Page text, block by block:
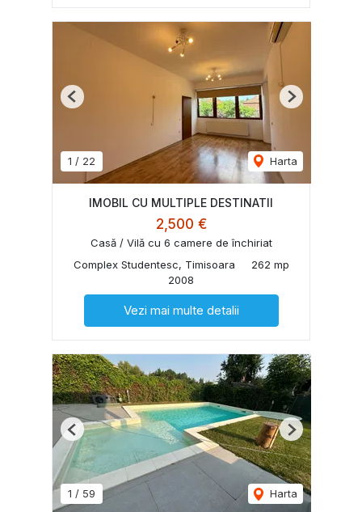
1 / 22 Harta
Previous Next
IMOBIL CU MULTIPLE DESTINATII
2,500 €
Casă / Vilă cu 6 camere de închiriat
Complex Studentesc, Timisoara
262 mp
2008
Vezi mai multe detalii
1 / 59 Harta
Previous Next